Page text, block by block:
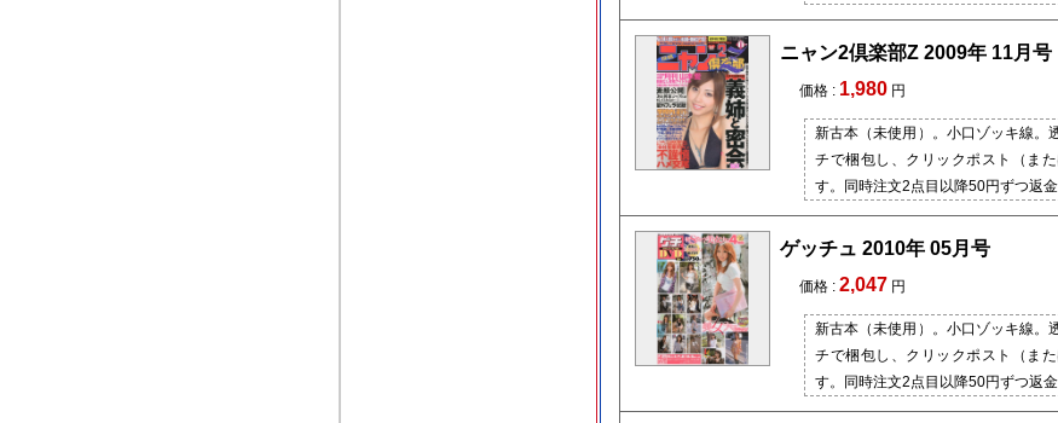
ニャン2倶楽部Z 2009年 11月号
価格 : 1,980 円
新古本（未使用）。小口ゾッキ線。
チで梱包し、クリックポスト（ま
す。同時注文2点目以降50円ずつ返金
ゲッチュ 2010年 05月号
価格 : 2,047 円
新古本（未使用）。小口ゾッキ線。
チで梱包し、クリックポスト（ま
す。同時注文2点目以降50円ずつ返金